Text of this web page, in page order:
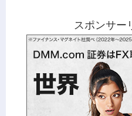
スポンサー